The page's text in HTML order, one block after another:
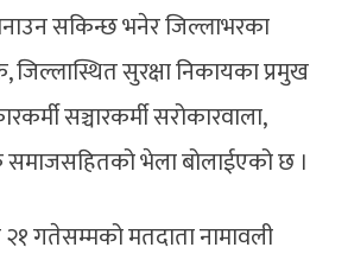
सकिन्छ भनेर जिल्लाभरका
जिल्लास्थित सुरक्षा निकायका प्रमुख
सञ्चारकर्मी सरोकारवाला,
समाजसहितको भेला बोलाईएको छ ।
गतेसम्मको मतदाता नामावली